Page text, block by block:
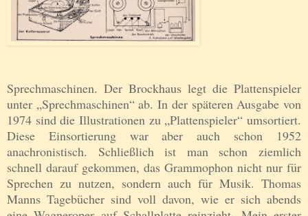
Sprechmaschinen. Der Brockhaus legt die Plattenspieler
unter „Sprechmaschinen“ ab. In der späteren Ausgabe von
1974 sind die Illustrationen zu „Plattenspieler“ umsortiert.
Diese Einsortierung war aber auch schon 1952
anachronistisch. Schließlich ist man schon ziemlich
schnell darauf gekommen, das Grammophon nicht nur für
Sprechen zu nutzen, sondern auch für Musik. Thomas
Manns Tagebücher sind voll davon, wie er sich abends